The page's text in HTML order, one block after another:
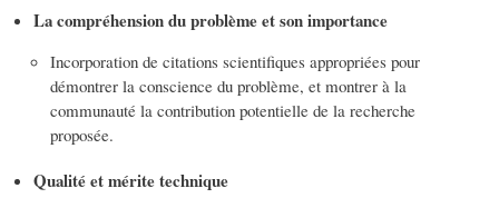
La compréhension du problème et son importance
Incorporation de citations scientifiques appropriées pour
démontrer la conscience du problème, et montrer à la
communauté la contribution potentielle de la recherche
proposée.
Qualité et mérite technique